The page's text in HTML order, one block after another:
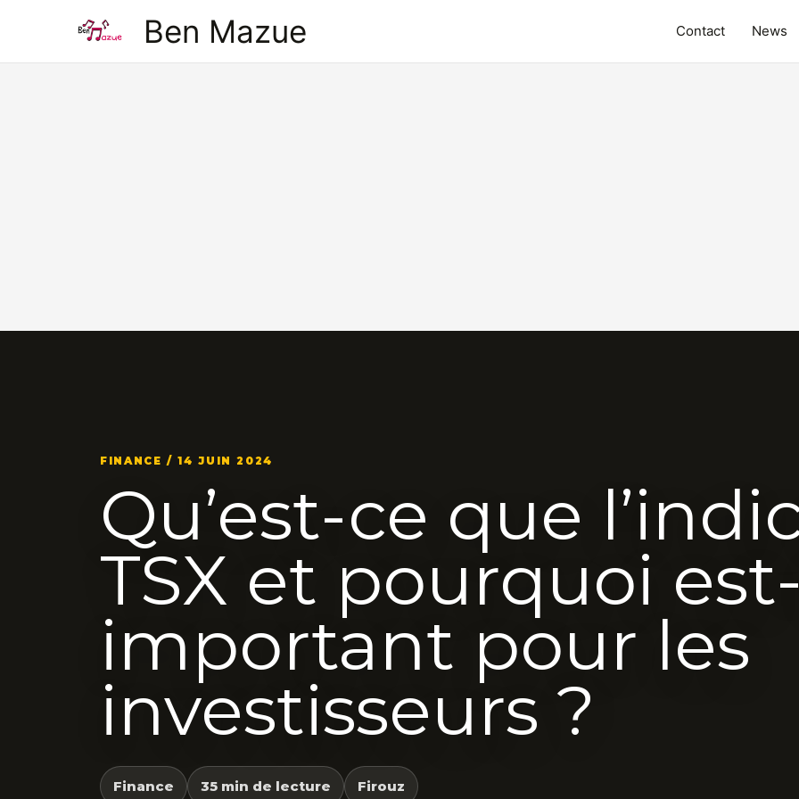
Ben Mazue Contact News
FINANCE / 14 JUIN 2024
Qu’est-ce que
TSX et pourquoi
important pour les
investisseurs ?
Finance 35 min de lecture Firouz